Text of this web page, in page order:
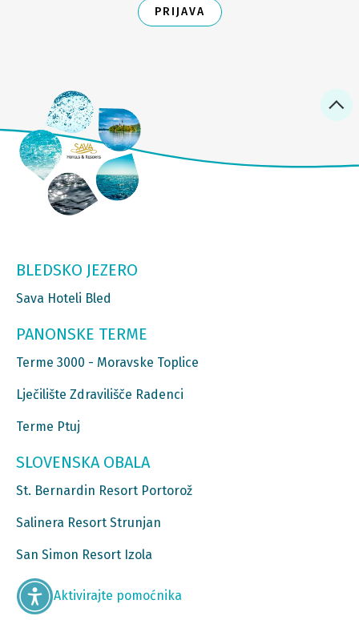
PRIJAVA
BLEDSKO JEZERO
Sava Hoteli Bled
PANONSKE TERME
Terme 3000 - Moravske Toplice
Lječilište Zdravilišče Radenci
Terme Ptuj
SLOVENSKA OBALA
St. Bernardin Resort Portorož
Salinera Resort Strunjan
San Simon Resort Izola
Aktivirajte pomoćnika